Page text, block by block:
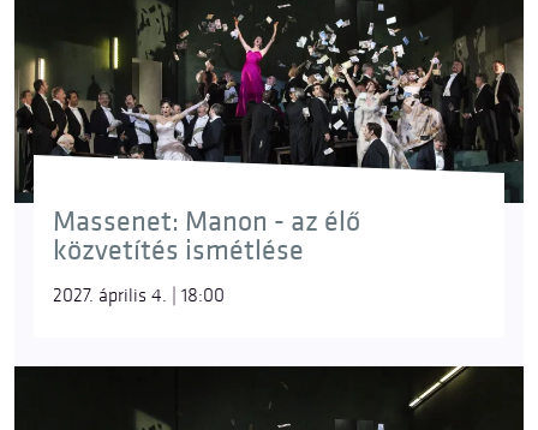
Massenet: Manon - az élő
közvetítés ismétlése
2027. április 4. | 18:00